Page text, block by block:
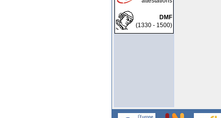
DMF
(1330 - 1500)